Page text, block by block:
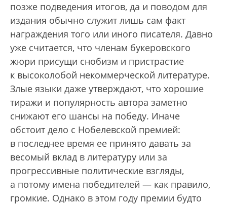
позже подведения итогов, да и поводом для
издания обычно служит лишь сам факт
награждения того или иного писателя. Давно
уже считается, что членам букеровского
жюри присущи снобизм и пристрастие
к высоколобой некоммерческой литературе.
Злые языки даже утверждают, что хорошие
тиражи и популярность автора заметно
снижают его шансы на победу. Иначе
обстоит дело с Нобелевской премией:
в последнее время ее принято давать за
весомый вклад в литературу или за
прогрессивные политические взгляды,
а потому имена победителей — как правило,
громкие. Однако в этом году премии будто